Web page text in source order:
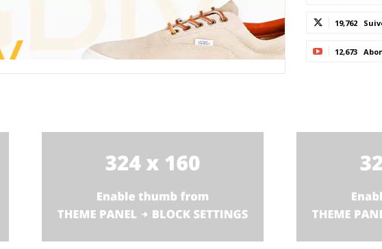
19,762
12,673